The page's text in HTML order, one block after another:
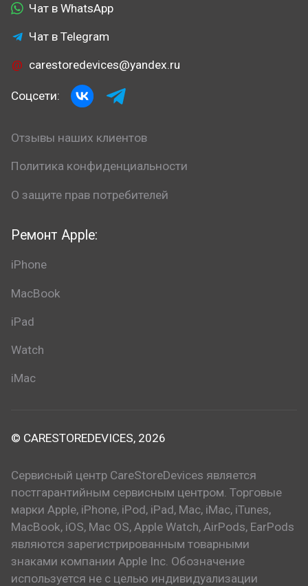
Ремонт Apple:
iPhone
MacBook
iPad
Watch
iMac
Чат в WhatsApp
Чат в Telegram
carestoredevices@yandex.ru
Соцсети:
Отзывы наших клиентов
Политика конфиденциальности
О защите прав потребителей
© CARESTOREDEVICES, 2026
Сервисный центр CareStoreDevices является
постгарантийным сервисным центром. Торговые
марки Apple, iPhone, iPod, iPad, Mac, iMac, iTunes,
MacBook, iOS, Mac OS, Apple Watch, AirPods, EarPods
являются зарегистрированным товарными
знаками компании Apple Inc. Обозначение
используется не с целью индивидуализации